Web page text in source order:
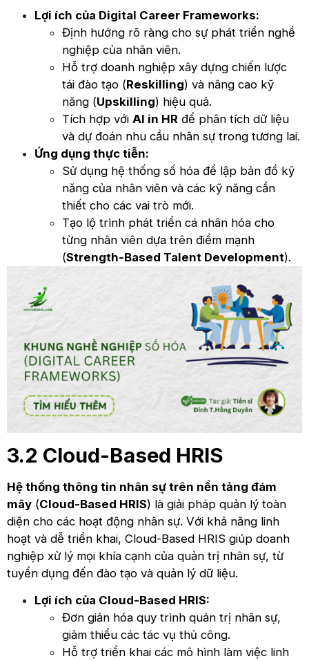
Lợi ích của Digital Career Frameworks:
Định hướng rõ ràng cho sự phát triển nghề
nghiệp của nhân viên.
Hỗ trợ doanh nghiệp xây dựng chiến lược
tái đào tạo (Reskilling) và nâng cao kỹ
năng (Upskilling) hiệu quả.
Tích hợp với AI in HR để phân tích dữ liệu
và dự đoán nhu cầu nhân sự trong tương lai.
Ứng dụng thực tiễn:
Sử dụng hệ thống số hóa để lập bản đồ kỹ
năng của nhân viên và các kỹ năng cần
thiết cho các vai trò mới.
Tạo lộ trình phát triển cá nhân hóa cho
từng nhân viên dựa trên điểm mạnh
(Strength-Based Talent Development).
3.2 Cloud-Based HRIS
Hệ thống thông tin nhân sự trên nền tảng đám
mây (Cloud-Based HRIS) là giải pháp quản lý toàn
diện cho các hoạt động nhân sự. Với khả năng linh
hoạt và dễ triển khai, Cloud-Based HRIS giúp doanh
nghiệp xử lý mọi khía cạnh của quản trị nhân sự, từ
tuyển dụng đến đào tạo và quản lý dữ liệu.
Lợi ích của Cloud-Based HRIS:
Đơn giản hóa quy trình quản trị nhân sự,
giảm thiểu các tác vụ thủ công.
Hỗ trợ triển khai các mô hình làm việc linh